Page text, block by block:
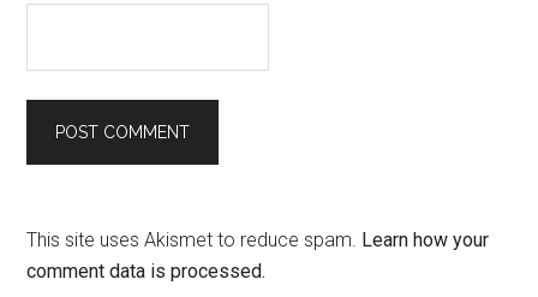
This site uses Akismet to reduce spam. Learn how your
comment data is processed.